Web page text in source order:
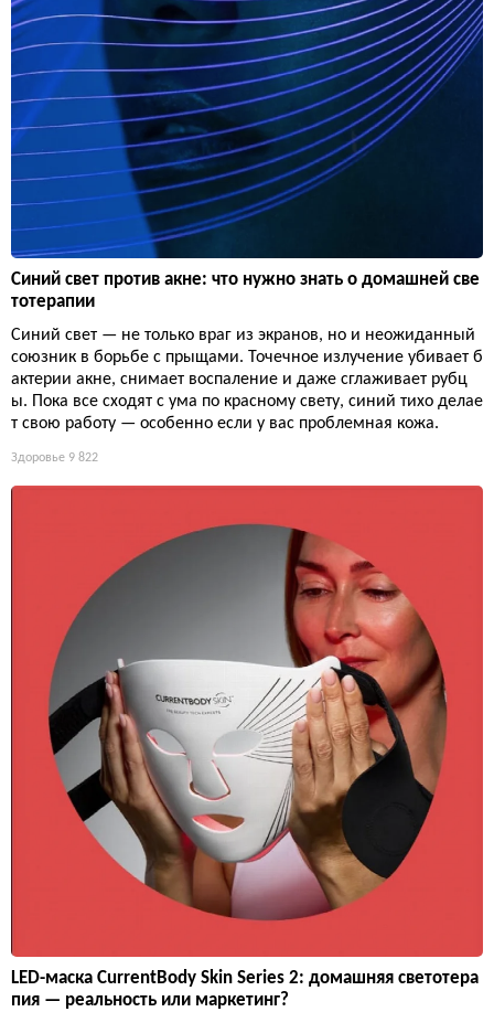
Синий свет против акне: что нужно знать о домашней све
тотерапии
Синий свет — не только враг из экранов, но и неожиданный
союзник в борьбе с прыщами. Точечное излучение убивает б
актерии акне, снимает воспаление и даже сглаживает рубц
ы. Пока все сходят с ума по красному свету, синий тихо делае
т свою работу — особенно если у вас проблемная кожа.
Здоровье 9 822
LED-маска CurrentBody Skin Series 2: домашняя светотера
пия — реальность или маркетинг?